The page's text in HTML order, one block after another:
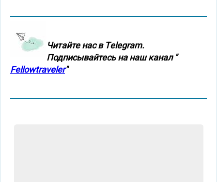
Читайте нас в Тelegram.
Подписывайтесь на наш канал "
Fellowtraveler"